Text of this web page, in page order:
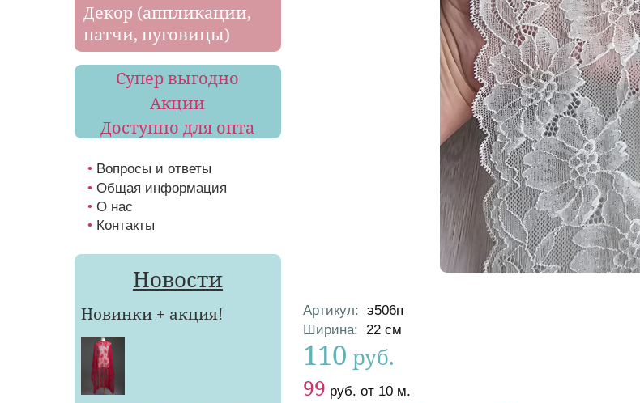
Артикул: э506п
Характеристики
Ширина: 22 см
Цена
110 руб.
Цена от
99 руб. от 10 м.
Декор (аппликации,
патчи, пуговицы)
Супер выгодно
Акции
Доступно для опта
Вопросы и ответы
Общая информация
О нас
Контакты
Новости
Новинки + акция!